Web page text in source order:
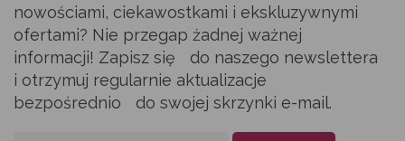
nowościami, ciekawostkami i ekskluzywnymi
ofertami? Nie przegap żadnej ważnej
informacji! Zapisz się do naszego newslettera
i otrzymuj regularnie aktualizacje
bezpośrednio do swojej skrzynki e-mail.